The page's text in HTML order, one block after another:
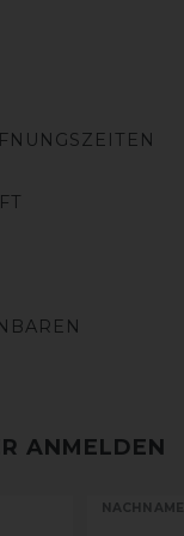
ANMELDEN
NACHNAME